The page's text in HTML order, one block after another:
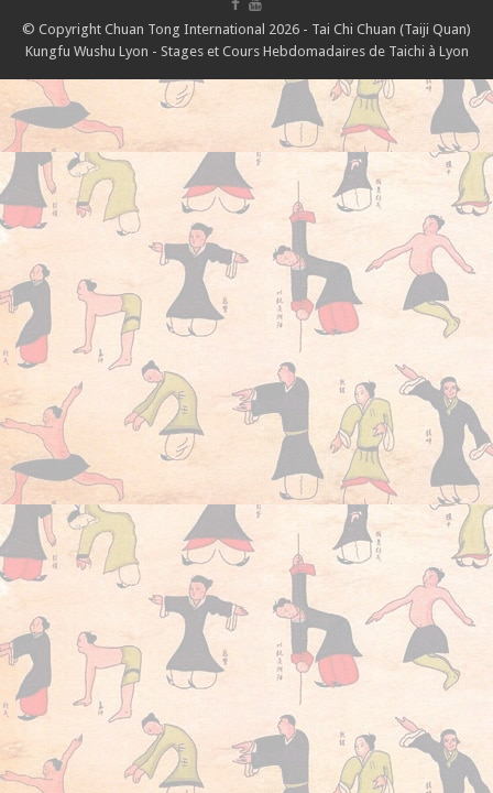
© Copyright Chuan Tong International 2026 - Tai Chi Chuan (Taiji Quan)
Kungfu Wushu Lyon - Stages et Cours Hebdomadaires de Taichi à Lyon